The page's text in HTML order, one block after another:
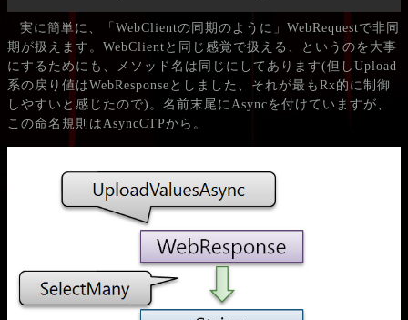
実に簡単に、「WebClientの同期のように」WebRequestで非同
期が扱えます。WebClientと同じ感覚で扱える、というのを大事
にするためにも、メソッド名は同じにしてあります(但しUpload
系の戻り値はWebResponseとしました、それが最もRx的に制御
しやすいと感じたので)。名前末尾にAsyncを付けていますが、
この命名規則はAsyncCTPから。